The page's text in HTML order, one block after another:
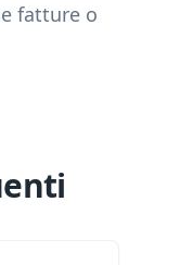
fatture o